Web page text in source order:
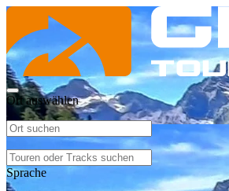
Ort auswählen
Sprache